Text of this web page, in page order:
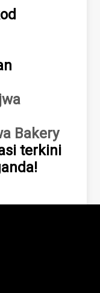
Bakery
terkini